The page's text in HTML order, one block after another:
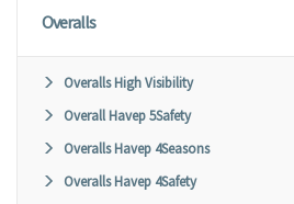
Overalls
Overalls High Visibility
Overall Havep 5Safety
Overalls Havep 4Seasons
Overalls Havep 4Safety